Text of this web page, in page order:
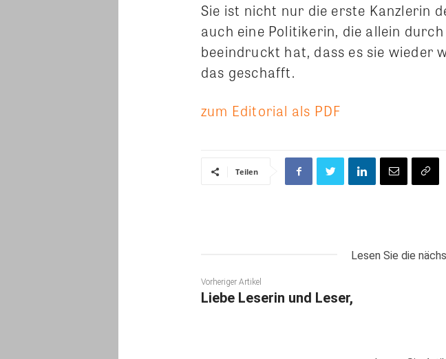
Sie ist nicht nur die erste Kanzlerin
auch eine Politikerin, die allein
beeindruckt hat, dass es sie wieder
das geschafft.
zum Editorial als PDF
Teilen
Lesen Sie die
Vorheriger Artikel
Liebe Leserin und Leser,